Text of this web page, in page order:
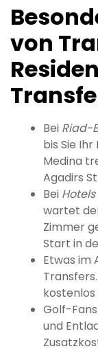
von
Bei Riad-
bis Sie
Medina
Agadirs
Bei
wartet
Zimmer
Start in
Etwas im
Golf-
und